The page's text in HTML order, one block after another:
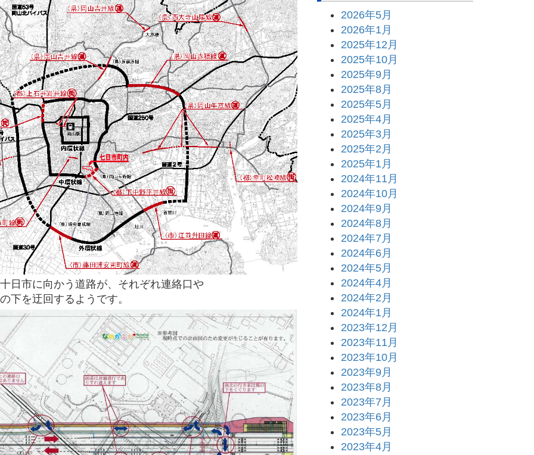
日市に向かう道路が、それぞれ連絡口や
下を迂回するようです。
2026年5月
2026年1月
2025年12月
2025年10月
2025年9月
2025年8月
2025年5月
2025年4月
2025年3月
2025年2月
2025年1月
2024年11月
2024年10月
2024年9月
2024年8月
2024年7月
2024年6月
2024年5月
2024年4月
2024年2月
2024年1月
2023年12月
2023年11月
2023年10月
2023年9月
2023年8月
2023年7月
2023年6月
2023年5月
2023年4月